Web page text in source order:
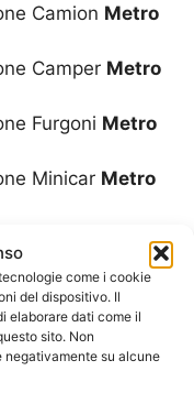
come i cookie
del dispositivo. Il
elaborare dati come il
sito. Non
negativamente su alcune
Camion Metro
Camper Metro
Furgoni Metro
Minicar Metro
Motorini
Scooter